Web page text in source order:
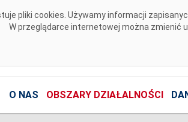
pliki cookies. Używamy informacji
W przeglądarce internetowej można zmienić
O NAS OBSZARY DZIAŁALNOŚCI